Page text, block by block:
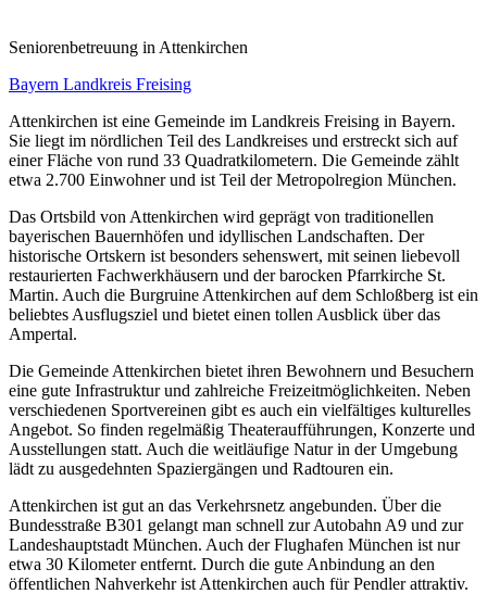
Senioren­betreuung in Attenkirchen
Bayern Landkreis Freising
Attenkirchen ist eine Gemeinde im Landkreis Freising in Bayern.
Sie liegt im nördlichen Teil des Landkreises und erstreckt sich auf
einer Fläche von rund 33 Quadratkilometern. Die Gemeinde zählt
etwa 2.700 Einwohner und ist Teil der Metropolregion München.
Das Ortsbild von Attenkirchen wird geprägt von traditionellen
bayerischen Bauernhöfen und idyllischen Landschaften. Der
historische Ortskern ist besonders sehenswert, mit seinen liebevoll
restaurierten Fachwerkhäusern und der barocken Pfarrkirche St.
Martin. Auch die Burgruine Attenkirchen auf dem Schloßberg ist ein
beliebtes Ausflugsziel und bietet einen tollen Ausblick über das
Ampertal.
Die Gemeinde Attenkirchen bietet ihren Bewohnern und Besuchern
eine gute Infrastruktur und zahlreiche Freizeitmöglichkeiten. Neben
verschiedenen Sportvereinen gibt es auch ein vielfältiges kulturelles
Angebot. So finden regelmäßig Theateraufführungen, Konzerte und
Ausstellungen statt. Auch die weitläufige Natur in der Umgebung
lädt zu ausgedehnten Spaziergängen und Radtouren ein.
Attenkirchen ist gut an das Verkehrsnetz angebunden. Über die
Bundesstraße B301 gelangt man schnell zur Autobahn A9 und zur
Landeshauptstadt München. Auch der Flughafen München ist nur
etwa 30 Kilometer entfernt. Durch die gute Anbindung an den
öffentlichen Nahverkehr ist Attenkirchen auch für Pendler attraktiv.